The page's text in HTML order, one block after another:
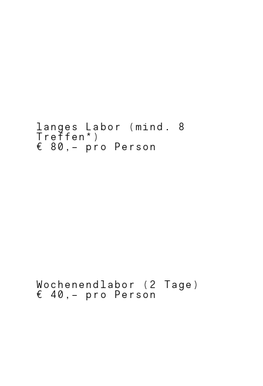
langes Labor (mind. 8
Treffen*)
€ 80,– pro Person
Wochenendlabor (2 Tage)
€ 40,– pro Person